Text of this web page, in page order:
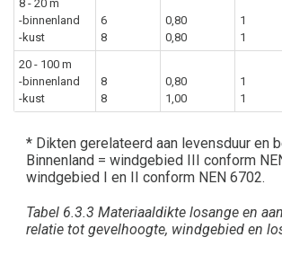
8 - 20 m
-binnenland
-kust
6
8
0,80
0,80
1
1
20 - 100 m
-binnenland
-kust
8
8
0,80
1,00
1
1
* Dikten gerelateerd aan levensduur en
Binnenland = windgebied III conform
windgebied I en II conform NEN 6702.
Tabel 6.3.3 Materiaaldikte losange en
relatie tot gevelhoogte, windgebied en